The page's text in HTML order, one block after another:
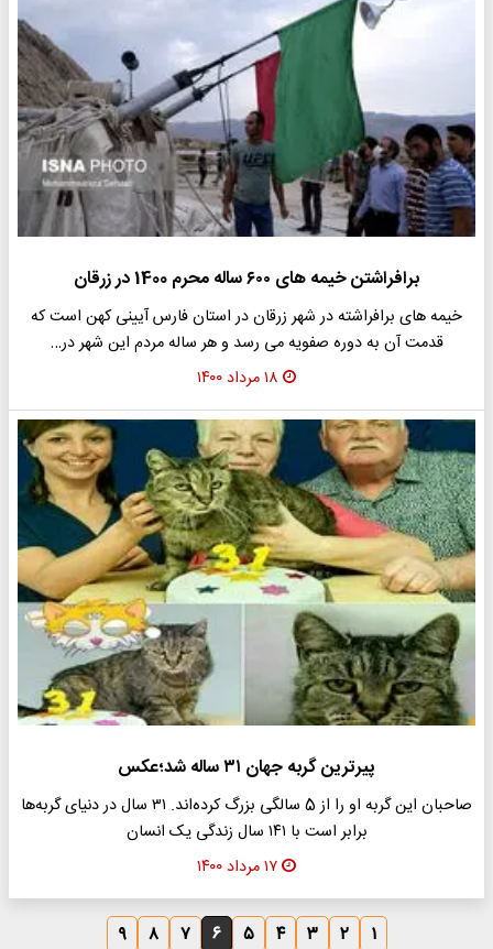
برافراشتن خیمه های ۶۰۰ ساله محرم 1400 در زرقان
خیمه های برافراشته در شهر زرقان در استان فارس آیینی کهن است که
قدمت آن به دوره صفویه می رسد و هر ساله مردم این شهر در…
۱۸ مرداد ۱۴۰۰
پیرترین گربه جهان ۳۱ ساله شد؛عکس
صاحبان این گربه او را از 5 سالگی بزرگ کرده‌اند. ۳۱ سال در دنیای گربه‌ها
برابر است با ۱۴۱ سال زندگی یک انسان
۱۷ مرداد ۱۴۰۰
۱ ۲ ۳ ۴ ۵ ۶ ۷ ۸ ۹